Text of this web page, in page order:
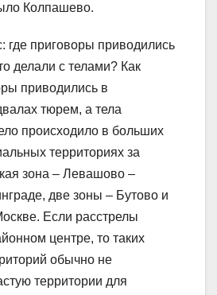
Колпашево.
где приговоры приводились
делали с телами? Как
приводились в
тюрем, а тела
происходило в больших
территориях за
зона – Левашово –
две зоны – Бутово и
Если расстрелы
центре, то таких
обычно не
территории для